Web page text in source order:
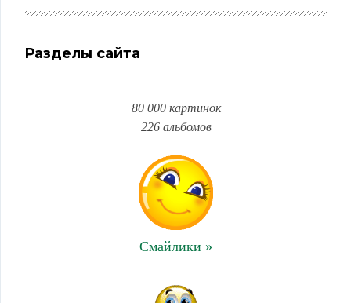
Разделы сайта
80 000 картинок
226 альбомов
Смайлики »